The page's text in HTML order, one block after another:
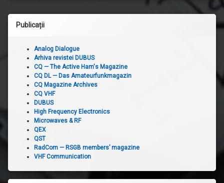
Publicații
Analog Dialogue
Arhiva revistei DUBUS
CQ — The Active Ham's Magazine
CQ DL — Das Amateurfunkmagazin
CQ Magazine Archives
CQ VHF
DUBUS
High Frequency Electronics
Microwaves & RF
QEX
QST
RadCom — RSGB members’ magazine
VHF Communication